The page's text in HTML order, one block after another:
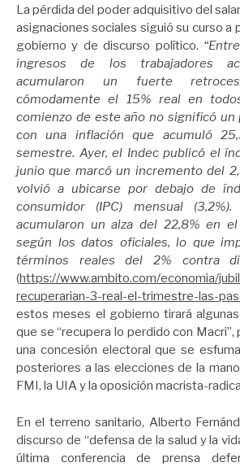
La pérdida del poder adquisitivo del
asignaciones sociales siguió su curso a
gobierno y de discurso político.
ingresos de los trabajadores
acumularon un fuerte
cómodamente el 15% real en
comienzo de este año no significó un
con una inflación que acumuló
semestre. Ayer, el Indec publicó el
junio que marcó un incremento del
volvió a ubicarse por debajo de
consumidor (IPC) mensual
acumularon un alza del 22,8% en
según los datos oficiales, lo que
términos reales del 2% contra
(https://www.ambito.com/economia/
recuperarian-3-real-el-trimestre-las-
estos meses el gobierno tirará
que se “recupera lo perdido con Macri”,
una concesión electoral que se
posteriores a las elecciones de la
FMI, la UIA y la oposición macrista-
En el terreno sanitario, Alberto
discurso de “defensa de la salud y la
última conferencia de prensa